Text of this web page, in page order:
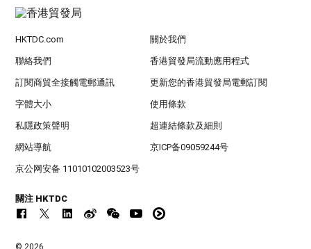
HKTDC.com 關於我們
聯絡我們 香港貿發局流動應用程式
訂閱商貿全接觸電郵通訊 更新您的香港貿發局電郵訂閱
字體大小 使用條款
私隱政策聲明 超連結條款及細則
網站導航 京ICP备09059244号
京公网安备 11010102003523号
關注 HKTDC
© 2026